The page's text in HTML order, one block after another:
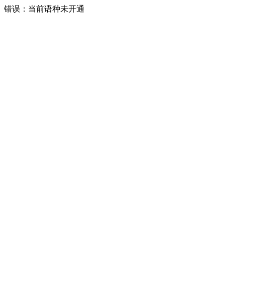
错误：当前语种未开通